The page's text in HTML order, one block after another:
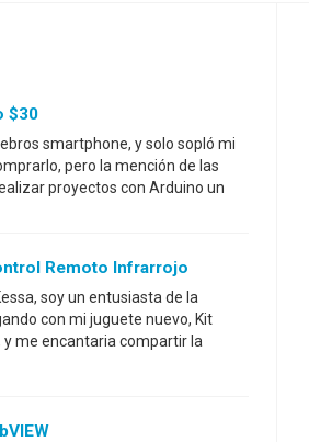
$30
smartphone, y solo sopló mi
pero la mención de las
proyectos con Arduino un
Remoto Infrarrojo
soy un entusiasta de la
con mi juguete nuevo, Kit
y me encantaria compartir la